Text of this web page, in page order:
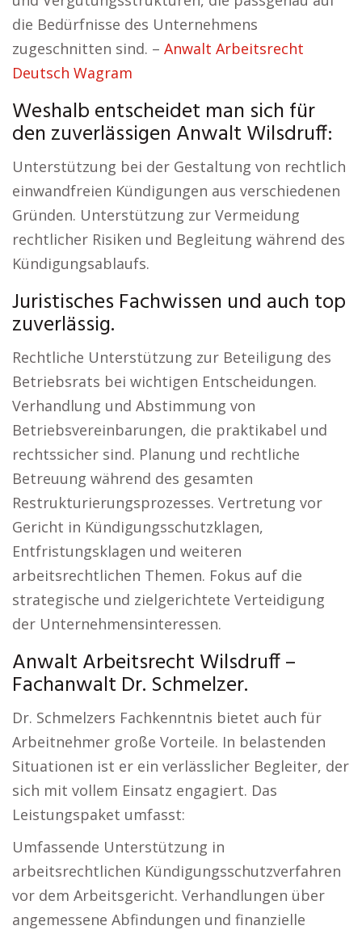
die Bedürfnisse des Unternehmens
zugeschnitten sind. – Anwalt Arbeitsrecht
Deutsch Wagram
Weshalb entscheidet man sich für
den zuverlässigen Anwalt Wilsdruff:
Unterstützung bei der Gestaltung von rechtlich
einwandfreien Kündigungen aus verschiedenen
Gründen. Unterstützung zur Vermeidung
rechtlicher Risiken und Begleitung während des
Kündigungsablaufs.
Juristisches Fachwissen und auch top
zuverlässig.
Rechtliche Unterstützung zur Beteiligung des
Betriebsrats bei wichtigen Entscheidungen.
Verhandlung und Abstimmung von
Betriebsvereinbarungen, die praktikabel und
rechtssicher sind. Planung und rechtliche
Betreuung während des gesamten
Restrukturierungsprozesses. Vertretung vor
Gericht in Kündigungsschutzklagen,
Entfristungsklagen und weiteren
arbeitsrechtlichen Themen. Fokus auf die
strategische und zielgerichtete Verteidigung
der Unternehmensinteressen.
Anwalt Arbeitsrecht Wilsdruff –
Fachanwalt Dr. Schmelzer.
Dr. Schmelzers Fachkenntnis bietet auch für
Arbeitnehmer große Vorteile. In belastenden
Situationen ist er ein verlässlicher Begleiter, der
sich mit vollem Einsatz engagiert. Das
Leistungspaket umfasst:
Umfassende Unterstützung in
arbeitsrechtlichen Kündigungsschutzverfahren
vor dem Arbeitsgericht. Verhandlungen über
angemessene Abfindungen und finanzielle